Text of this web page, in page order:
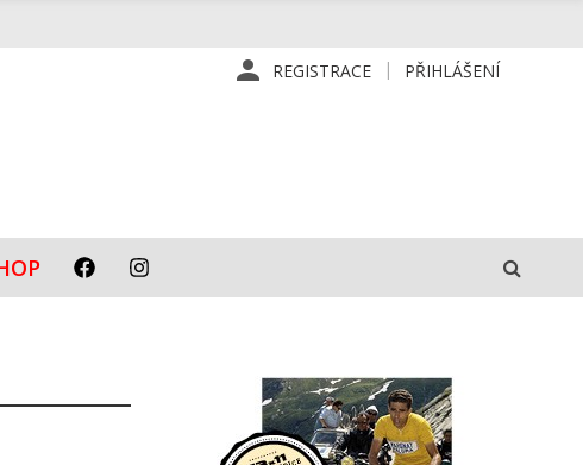
REGISTRACE PŘIHLÁŠENÍ